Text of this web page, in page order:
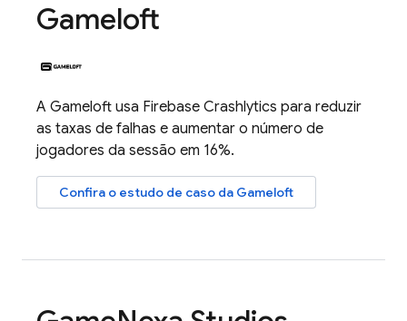
Gameloft
A Gameloft usa Firebase Crashlytics para reduzir
as taxas de falhas e aumentar o número de
jogadores da sessão em 16%.
Confira o estudo de caso da Gameloft